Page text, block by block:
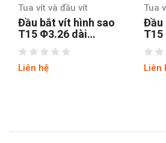
Tua vít và đầu vít
Đầu bắt vít hình sao
T15 Φ3.26 dài
150MM chuôi lục
Liên hệ